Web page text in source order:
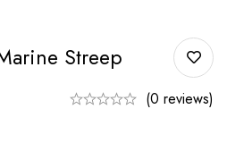
Streep
(0 reviews)